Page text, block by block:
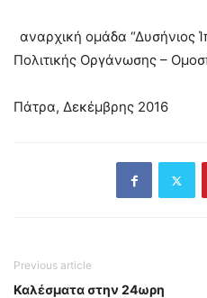
αναρχική ομάδα “Δυσήνιος
Πολιτικής Οργάνωσης –
Πάτρα, Δεκέμβρης 2016
Previous article
Καλέσματα στην 24ωρη